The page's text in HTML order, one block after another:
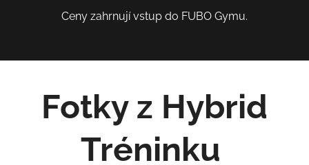
Ceny zahrnují vstup do FUBO Gymu.
Fotky z Hybrid
Tréninku